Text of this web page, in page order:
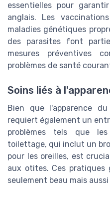
essentielles pour
anglais. Les
maladies génétiques
des parasites font
mesures préventives
problèmes de santé
Soins liés à
Bien que l'apparence
requiert également un
problèmes tels que
toilettage, qui inclut un
pour les oreilles, est
aux otites. Ces pratiques
seulement beau mais